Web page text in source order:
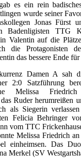
es ein rein
wurde seiner
Jonas Fürst
TTG
Valentin auf die
die Protagonisten
das bessere Ende für
Damen A sah
2:0 Satzführung
Melissa
Ruder herumreißen
als Siegerin
Felicia Behringer
vom TTC
Melissa Friedrich
einheimsen. Das
Merkel (SV